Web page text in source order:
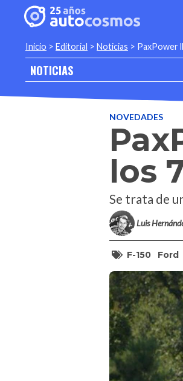
Inicio > Editorial > Noticias > PaxPower
NOTICIAS
NOVEDADES
los
Se trata de
Luis
F-150 Ford